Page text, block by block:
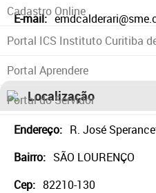
Cadastro Online
Portal ICS Instituto Curitiba
Portal Aprendere
Portal do Servidor
E-mail:
Localização
Endereço: R. José
Bairro: SÃO LOURENÇO
Cep: 82210-130